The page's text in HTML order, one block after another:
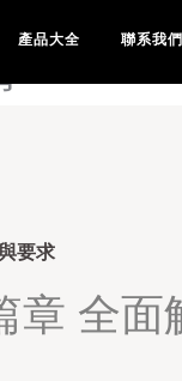
频入
產品大全 聯系我們
要求
章 全